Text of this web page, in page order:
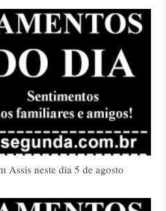
Assis neste dia 5 de agosto